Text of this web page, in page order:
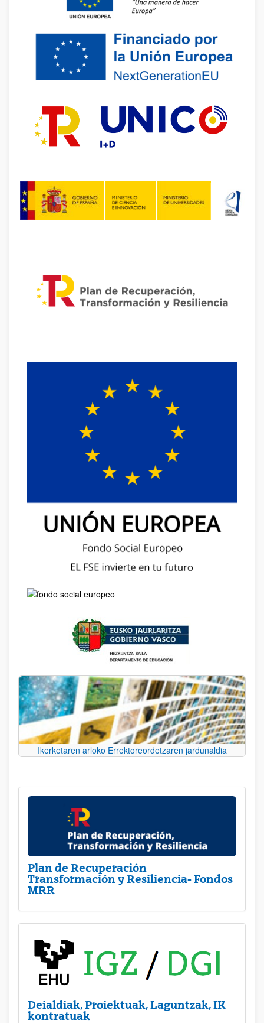
Ikerketaren arloko Errektoreordetzaren jardunaldia
Plan de Recuperación
Transformación y Resiliencia- Fondos
MRR
Deialdiak, Proiektuak, Laguntzak, IK
kontratuak